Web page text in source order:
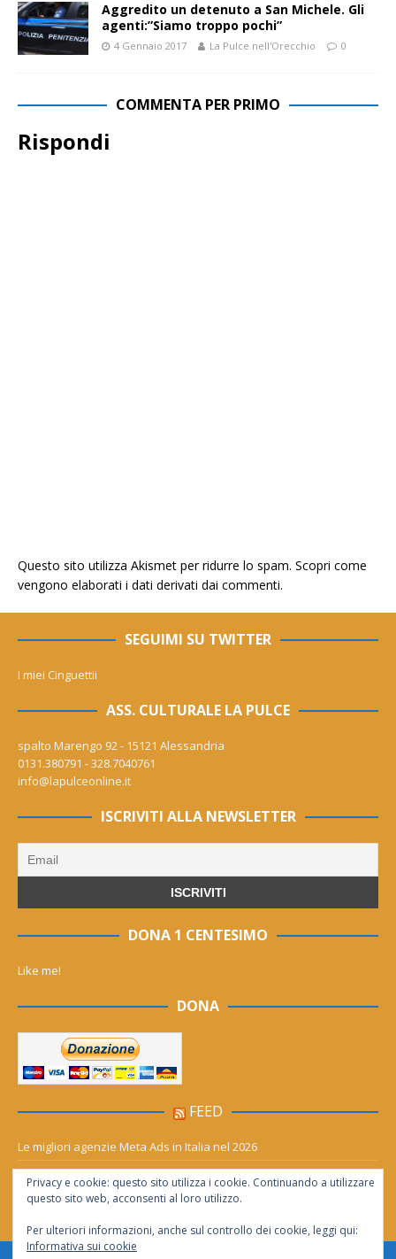
Aggredito un detenuto a San Michele. Gli
agenti:”Siamo troppo pochi”
4 Gennaio 2017 La Pulce nell'Orecchio 0
COMMENTA PER PRIMO
Rispondi
Questo sito utilizza Akismet per ridurre lo spam. Scopri come
vengono elaborati i dati derivati dai commenti.
SEGUIMI SU TWITTER
I miei Cinguettii
ASS. CULTURALE LA PULCE
spalto Marengo 92 - 15121 Alessandria
0131.380791 - 328.7040761
info@lapulceonline.it
ISCRIVITI ALLA NEWSLETTER
DONA 1 CENTESIMO
Like me!
DONA
FEED
Le migliori agenzie Meta Ads in Italia nel 2026
Aia Syensqo, il rinnovo divide: stop al cC6O4 dal 2027, ma i comitati
chiedono “zero Pfas subito”
Privacy e cookie: questo sito utilizza i cookie. Continuando a utilizzare
questo sito web, acconsenti al loro utilizzo.
Per ulteriori informazioni, anche sul controllo dei cookie, leggi qui:
Informativa sui cookie